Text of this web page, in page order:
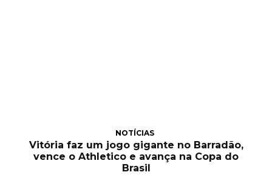
NOTÍCIAS
Vitória faz um jogo gigante no Barradão,
vence o Athletico e avança na Copa do
Brasil